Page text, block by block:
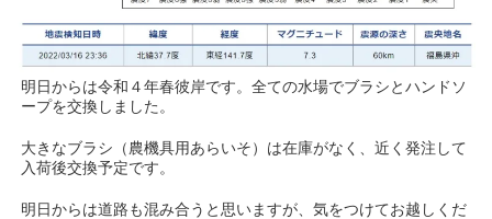
明日からは令和４年春彼岸です。全ての水場でブラシとハンドソ
ープを交換しました。
大きなブラシ（農機具用あらいそ）は在庫がなく、近く発注して
入荷後交換予定です。
明日からは道路も混み合うと思いますが、気をつけてお越しくだ